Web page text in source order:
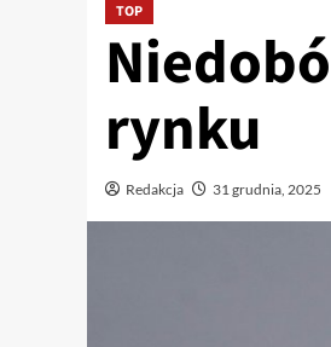
TOP
rynku
Redakcja 31 grudnia, 2025